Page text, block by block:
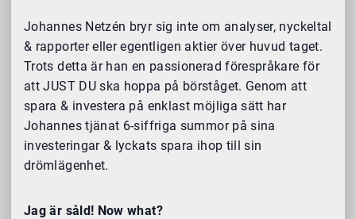
Johannes Netzén bryr sig inte om analyser, nyckeltal
& rapporter eller egentligen aktier över huvud taget.
Trots detta är han en passionerad förespråkare för
att JUST DU ska hoppa på börståget. Genom att
spara & investera på enklast möjliga sätt har
Johannes tjänat 6-siffriga summor på sina
investeringar & lyckats spara ihop till sin
drömlägenhet.
Jag är såld! Now what?